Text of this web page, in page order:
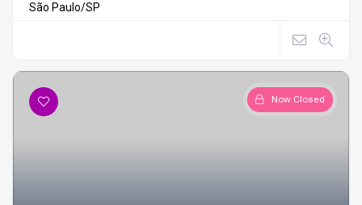
São Paulo/SP
Now Closed